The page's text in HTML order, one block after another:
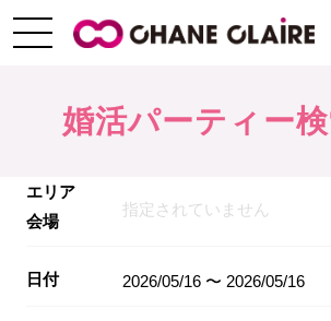
婚活パーティー
エリア
会場
指定されていません
日付 2026/05/16 〜 2026/05/16